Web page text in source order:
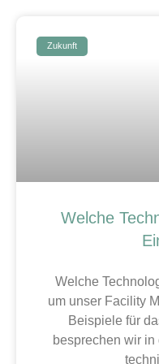
Zukunft
Welche
Welche
um unser Facility
Beispiele für
besprechen wir